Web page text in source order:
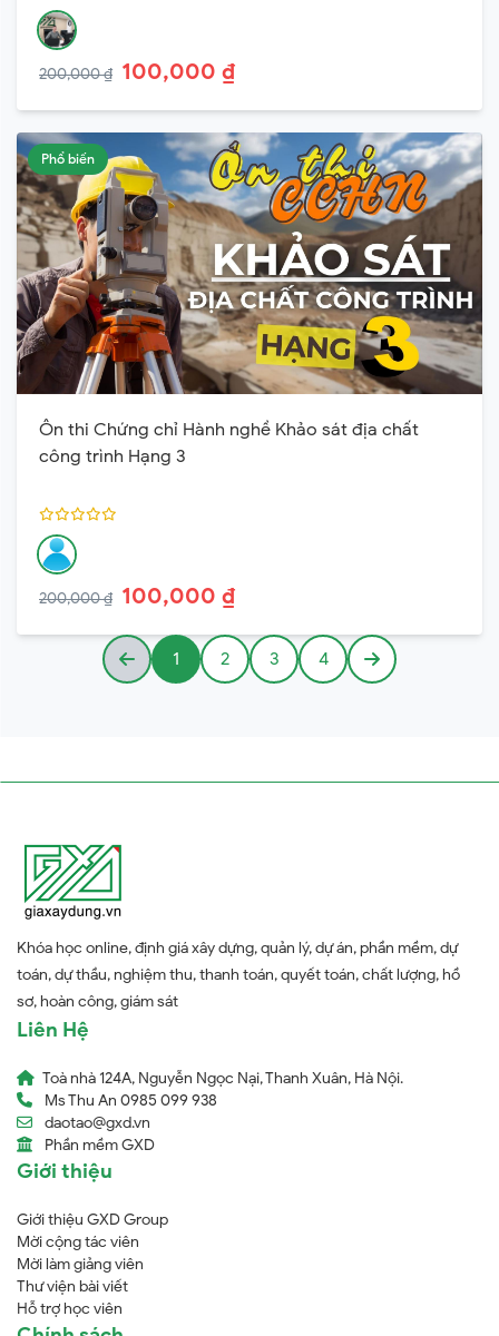
200,000 ₫ 100,000 ₫
Phổ biến
Ôn thi Chứng chỉ Hành nghề Khảo sát địa chất
công trình Hạng 3
200,000 ₫ 100,000 ₫
1 2 3 4
Khóa học online, định giá xây dựng, quản lý, dự án, phần mềm, dự
toán, dự thầu, nghiệm thu, thanh toán, quyết toán, chất lượng, hồ
sơ, hoàn công, giám sát
Liên Hệ
Toà nhà 124A, Nguyễn Ngọc Nại, Thanh Xuân, Hà Nội.
Ms Thu An 0985 099 938
daotao@gxd.vn
Phần mềm GXD
Giới thiệu
Giới thiệu GXD Group
Mời cộng tác viên
Mời làm giảng viên
Thư viện bài viết
Hỗ trợ học viên